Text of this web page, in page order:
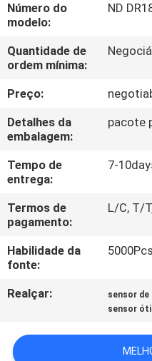
CONTROLE
DA
QUALIDADE
CONTACTE-
NOS
PEÇA
UMAS
CITAÇÕES
Número do
modelo:
ND
Quantidade de
ordem mínima:
Preço:
Detalhes da
embalagem:
pacote
Tempo de
entrega:
7-
Termos de
pagamento:
L/C, T/
Habilidade da
fonte:
Realçar: sensor de
sensor